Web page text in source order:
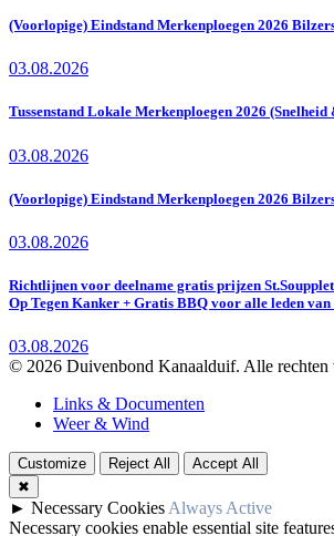
(Voorlopige) Eindstand Merkenploegen 2026
03.08.2026
Tussenstand Lokale Merkenploegen 2026
03.08.2026
(Voorlopige) Eindstand Merkenploegen 2026
03.08.2026
Richtlijnen voor deelname gratis prijzen
Op Tegen Kanker + Gratis BBQ voor alle leden van
03.08.2026
© 2026 Duivenbond Kanaalduif. Alle rechten
Links & Documenten
Weer & Wind
Customize Reject All
Accept All
✖
► Necessary Cookies Always Active
Necessary cookies enable essential site